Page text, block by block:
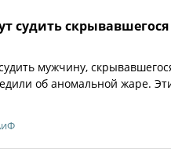
судить
мужчину,
об аномальной жаре.